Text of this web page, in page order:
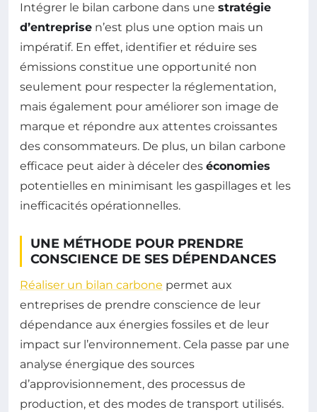
Intégrer le bilan carbone dans une stratégie
d’entreprise n’est plus une option mais un
impératif. En effet, identifier et réduire ses
émissions constitue une opportunité non
seulement pour respecter la réglementation,
mais également pour améliorer son image de
marque et répondre aux attentes croissantes
des consommateurs. De plus, un bilan carbone
efficace peut aider à déceler des économies
potentielles en minimisant les gaspillages et les
inefficacités opérationnelles.
UNE MÉTHODE POUR PRENDRE
CONSCIENCE DE SES DÉPENDANCES
Réaliser un bilan carbone permet aux
entreprises de prendre conscience de leur
dépendance aux énergies fossiles et de leur
impact sur l’environnement. Cela passe par une
analyse énergique des sources
d’approvisionnement, des processus de
production, et des modes de transport utilisés.